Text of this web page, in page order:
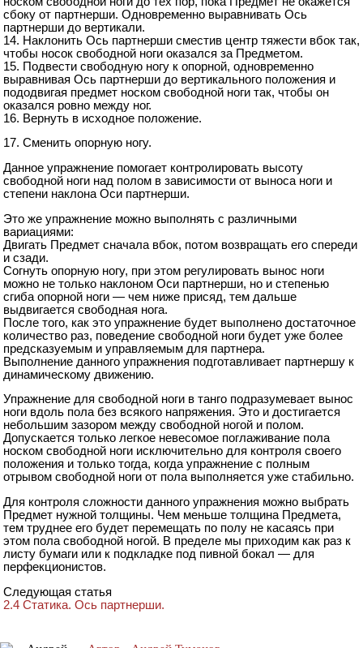
сбоку от партнерши. Одновременно выравнивать Ось
партнерши до вертикали.
14. Наклонить Ось партнерши сместив центр тяжести вбок так,
чтобы носок свободной ноги оказался за Предметом.
15. Подвести свободную ногу к опорной, одновременно
выравнивая Ось партнерши до вертикального положения и
пододвигая предмет носком свободной ноги так, чтобы он
оказался ровно между ног.
16. Вернуть в исходное положение.
17. Сменить опорную ногу.
Данное упражнение помогает контролировать высоту
свободной ноги над полом в зависимости от выноса ноги и
степени наклона Оси партнерши.
Это же упражнение можно выполнять с различными
вариациями:
Двигать Предмет сначала вбок, потом возвращать его спереди
и сзади.
Согнуть опорную ногу, при этом регулировать вынос ноги
можно не только наклоном Оси партнерши, но и степенью
сгиба опорной ноги — чем ниже присяд, тем дальше
выдвигается свободная нога.
После того, как это упражнение будет выполнено достаточное
количество раз, поведение свободной ноги будет уже более
предсказуемым и управляемым для партнера.
Выполнение данного упражнения подготавливает партнершу к
динамическому движению.
Упражнение для свободной ноги в танго подразумевает вынос
ноги вдоль пола без всякого напряжения. Это и достигается
небольшим зазором между свободной ногой и полом.
Допускается только легкое невесомое поглаживание пола
носком свободной ноги исключительно для контроля своего
положения и только тогда, когда упражнение с полным
отрывом свободной ноги от пола выполняется уже стабильно.
Для контроля сложности данного упражнения можно выбрать
Предмет нужной толщины. Чем меньше толщина Предмета,
тем труднее его будет перемещать по полу не касаясь при
этом пола свободной ногой. В пределе мы приходим как раз к
листу бумаги или к подкладке под пивной бокал — для
перфекционистов.
Следующая статья
2.4 Статика. Ось партнерши.